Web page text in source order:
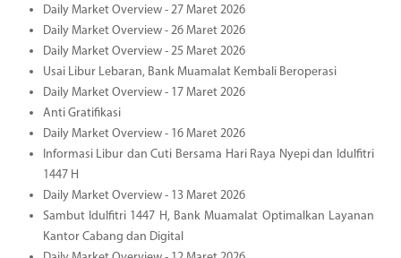
Daily Market Overview - 27 Maret 2026
Daily Market Overview - 26 Maret 2026
Daily Market Overview - 25 Maret 2026
Usai Libur Lebaran, Bank Muamalat Kembali Beroperasi
Daily Market Overview - 17 Maret 2026
Anti Gratifikasi
Daily Market Overview - 16 Maret 2026
Informasi Libur dan Cuti Bersama Hari Raya Nyepi dan Idulfitri
1447 H
Daily Market Overview - 13 Maret 2026
Sambut Idulfitri 1447 H, Bank Muamalat Optimalkan Layanan
Kantor Cabang dan Digital